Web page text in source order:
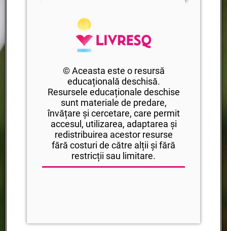
© Aceasta este o resursă
educațională deschisă.
Resursele educaționale deschise
sunt materiale de predare,
învățare și cercetare, care permit
accesul, utilizarea, adaptarea și
redistribuirea acestor resurse
fără costuri de către alții și fără
restricții sau limitare.